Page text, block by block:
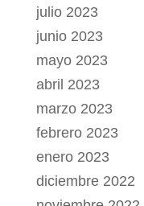
julio 2023
junio 2023
mayo 2023
abril 2023
marzo 2023
febrero 2023
enero 2023
diciembre 2022